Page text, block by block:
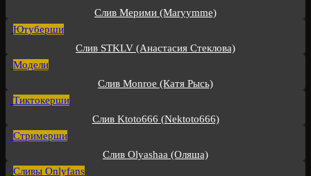
Слив Мерими (Maryymme)
Ютуберши
Слив STKLV (Анастасия Стеклова)
Модели
Слив Monroe (Катя Рысь)
Тиктокерши
Слив Ktoto666 (Nektoto666)
Стримерши
Слив Olyashaa (Оляша)
Сливы Onlyfans